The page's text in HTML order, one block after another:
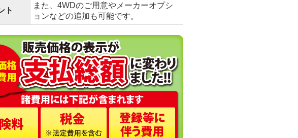
ト
また、4WDのご用意やメーカーオプシ
ョンなどの追加も可能です。